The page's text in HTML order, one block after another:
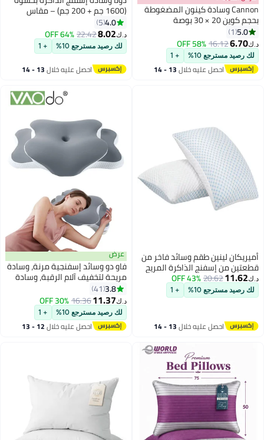
Cannon وسادة كينون المضغوطة
بحجم كوين 20 × 30 بوصة
5.0
1
د.ك‏6.70
16.12
58% OFF
لك رصيد مسترجع 10% + 1
احصل عليه خلال 13 - 14
(1600 جم + 200 جم) – مقاس
50×75 سم | إسفنج مفروم ناعم
ومنفوش | ارتفاع قابل للتعديل ودعم
للرقبة | غطاء قابل للإزالة والغسل
4.0
5
د.ك‏8.02
22.42
64% OFF
لك رصيد مسترجع 10% + 1
احصل عليه خلال 13 - 14
أميريكان لينين طقم وسائد فاخر من
قطعتين من إسفنج الذاكرة المريح
والمريح - مقاس كينج، مريح وقابل
للتعديل | دعم ناعم لمن ينامون على
جانبهم أو ظهرهم أو على أوضاع
للحساسية وجيدة التهوية مع أغطية
قابلة للإزالة والغسل
د.ك‏11.62
20.62
43% OFF
لك رصيد مسترجع 10% + 1
احصل عليه خلال 13 - 14
8
عرض
فاو دو وسائد إسفنجية مرنة، وسادة
مريحة لتخفيف آلام الرقبة، وسادة
سرير للنوم، وسادة عنق للرقبة
الجانبية والظهر، لمن ينامون على
بطونهم مع غطاء وسادة بارد، وسائد
جانبية للبالغين
3.8
41
د.ك‏11.37
16.36
30% OFF
لك رصيد مسترجع 10% + 1
احصل عليه خلال 12 - 13